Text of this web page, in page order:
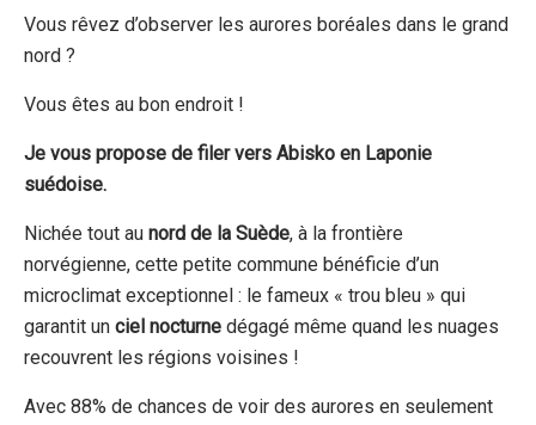
Vous rêvez d’observer les aurores boréales dans le grand
nord ?
Vous êtes au bon endroit !
Je vous propose de filer vers Abisko en Laponie
suédoise.
Nichée tout au nord de la Suède, à la frontière
norvégienne, cette petite commune bénéficie d’un
microclimat exceptionnel : le fameux « trou bleu » qui
garantit un ciel nocturne dégagé même quand les nuages
recouvrent les régions voisines !
Avec 88% de chances de voir des aurores en seulement